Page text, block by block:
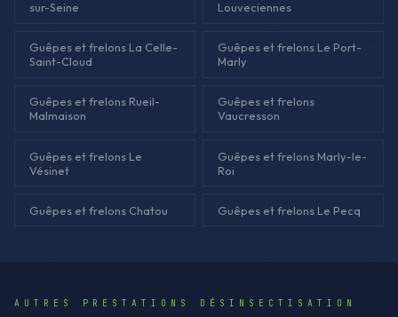
sur-Seine
Louveciennes
Guêpes et frelons La Celle-
Saint-Cloud
Guêpes et frelons Le Port-
Marly
Guêpes et frelons Rueil-
Malmaison
Guêpes et frelons
Vaucresson
Guêpes et frelons Le
Vésinet
Guêpes et frelons Marly-le-
Roi
Guêpes et frelons Chatou Guêpes et frelons Le Pecq
AUTRES PRESTATIONS DÉSINSECTISATION